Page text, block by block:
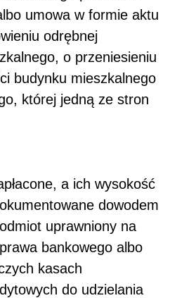
umowa w formie aktu
odrębnej
o przeniesieniu
budynku mieszkalnego
której jedną ze stron
a ich wysokość
dowodem
uprawniony na
bankowego albo
kasach
do udzielania